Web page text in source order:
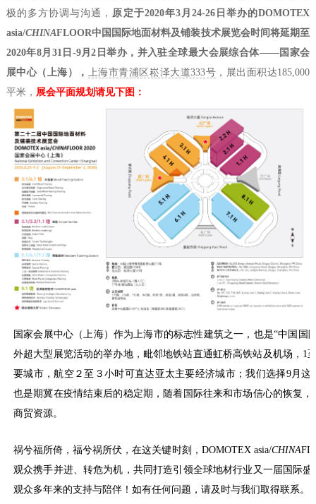
极的多方协调与沟通， 原定于2020年3月24-26日举办的DOMOTEX
asia/CHINAFLOOR中国国际地面材料及铺装技术展览会时间将延期至
2020年8月31日-9月2日举办，并入驻全球最大会展综合体——国家会
展中心（上海）， 上海市青浦区崧泽大道333号 ，展出面积达185,000
平米， 展会平面规划请见下图：
国家会展中心（上海）作为上海市的标志性建筑之一，也是“中国国
外超大型展览活动的举办地，毗邻地铁站直通虹桥高铁站及机场，1
要城市，航空２至３小时可直达亚太主要经济城市；我们选择9月这
也是期冀在疫情结束后的稳定期，随着国际往来和市场信心的恢复
商贸资源。
祸兮福所倚，福兮祸所伏，在这关键时刻，DOMOTEX asia/CHINA
观众携手并进、转危为机，共同打造引领全球地材行业又一届国际
观众多年来的支持与陪伴！如有任何问题，请及时与我们取得联系。